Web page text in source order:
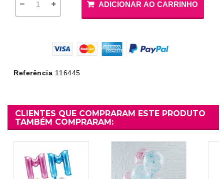
ADICIONAR AO CARRINHO
Referência 116445
CLIENTES QUE COMPRARAM ESTE PRODUTO
TAMBÉM COMPRARAM: